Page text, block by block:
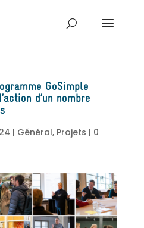
GoSimple
d’un nombre
| Général, Projets | 0